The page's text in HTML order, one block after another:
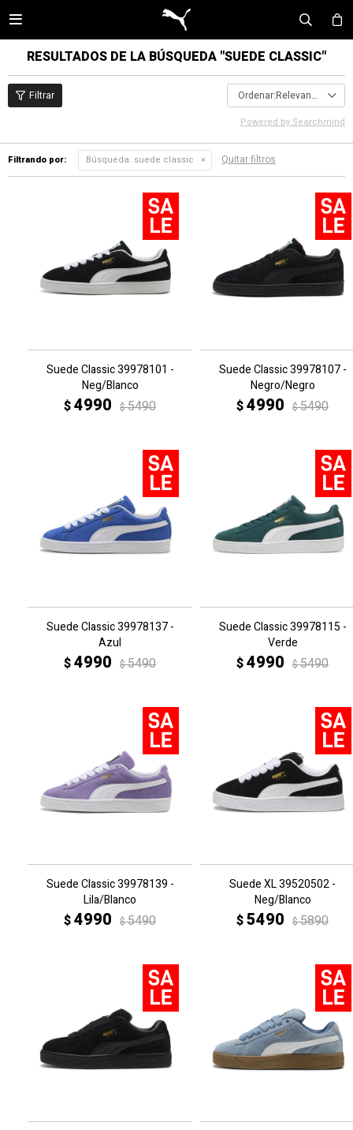

RESULTADOS DE LA BÚSQUEDA "SUEDE CLASSIC"
Relevancia
Powered by Searchmind
Filtrando por: Búsqueda: suede classic Quitar filtros
Suede Classic 39978101 -
Neg/Blanco
$4990 $5490
Suede Classic 39978107 -
Negro/Negro
$4990 $5490
Suede Classic 39978137 -
Azul
$4990 $5490
Suede Classic 39978115 -
Verde
$4990 $5490
Suede Classic 39978139 -
Lila/Blanco
$4990 $5490
Suede XL 39520502 -
Neg/Blanco
$5490 $5890